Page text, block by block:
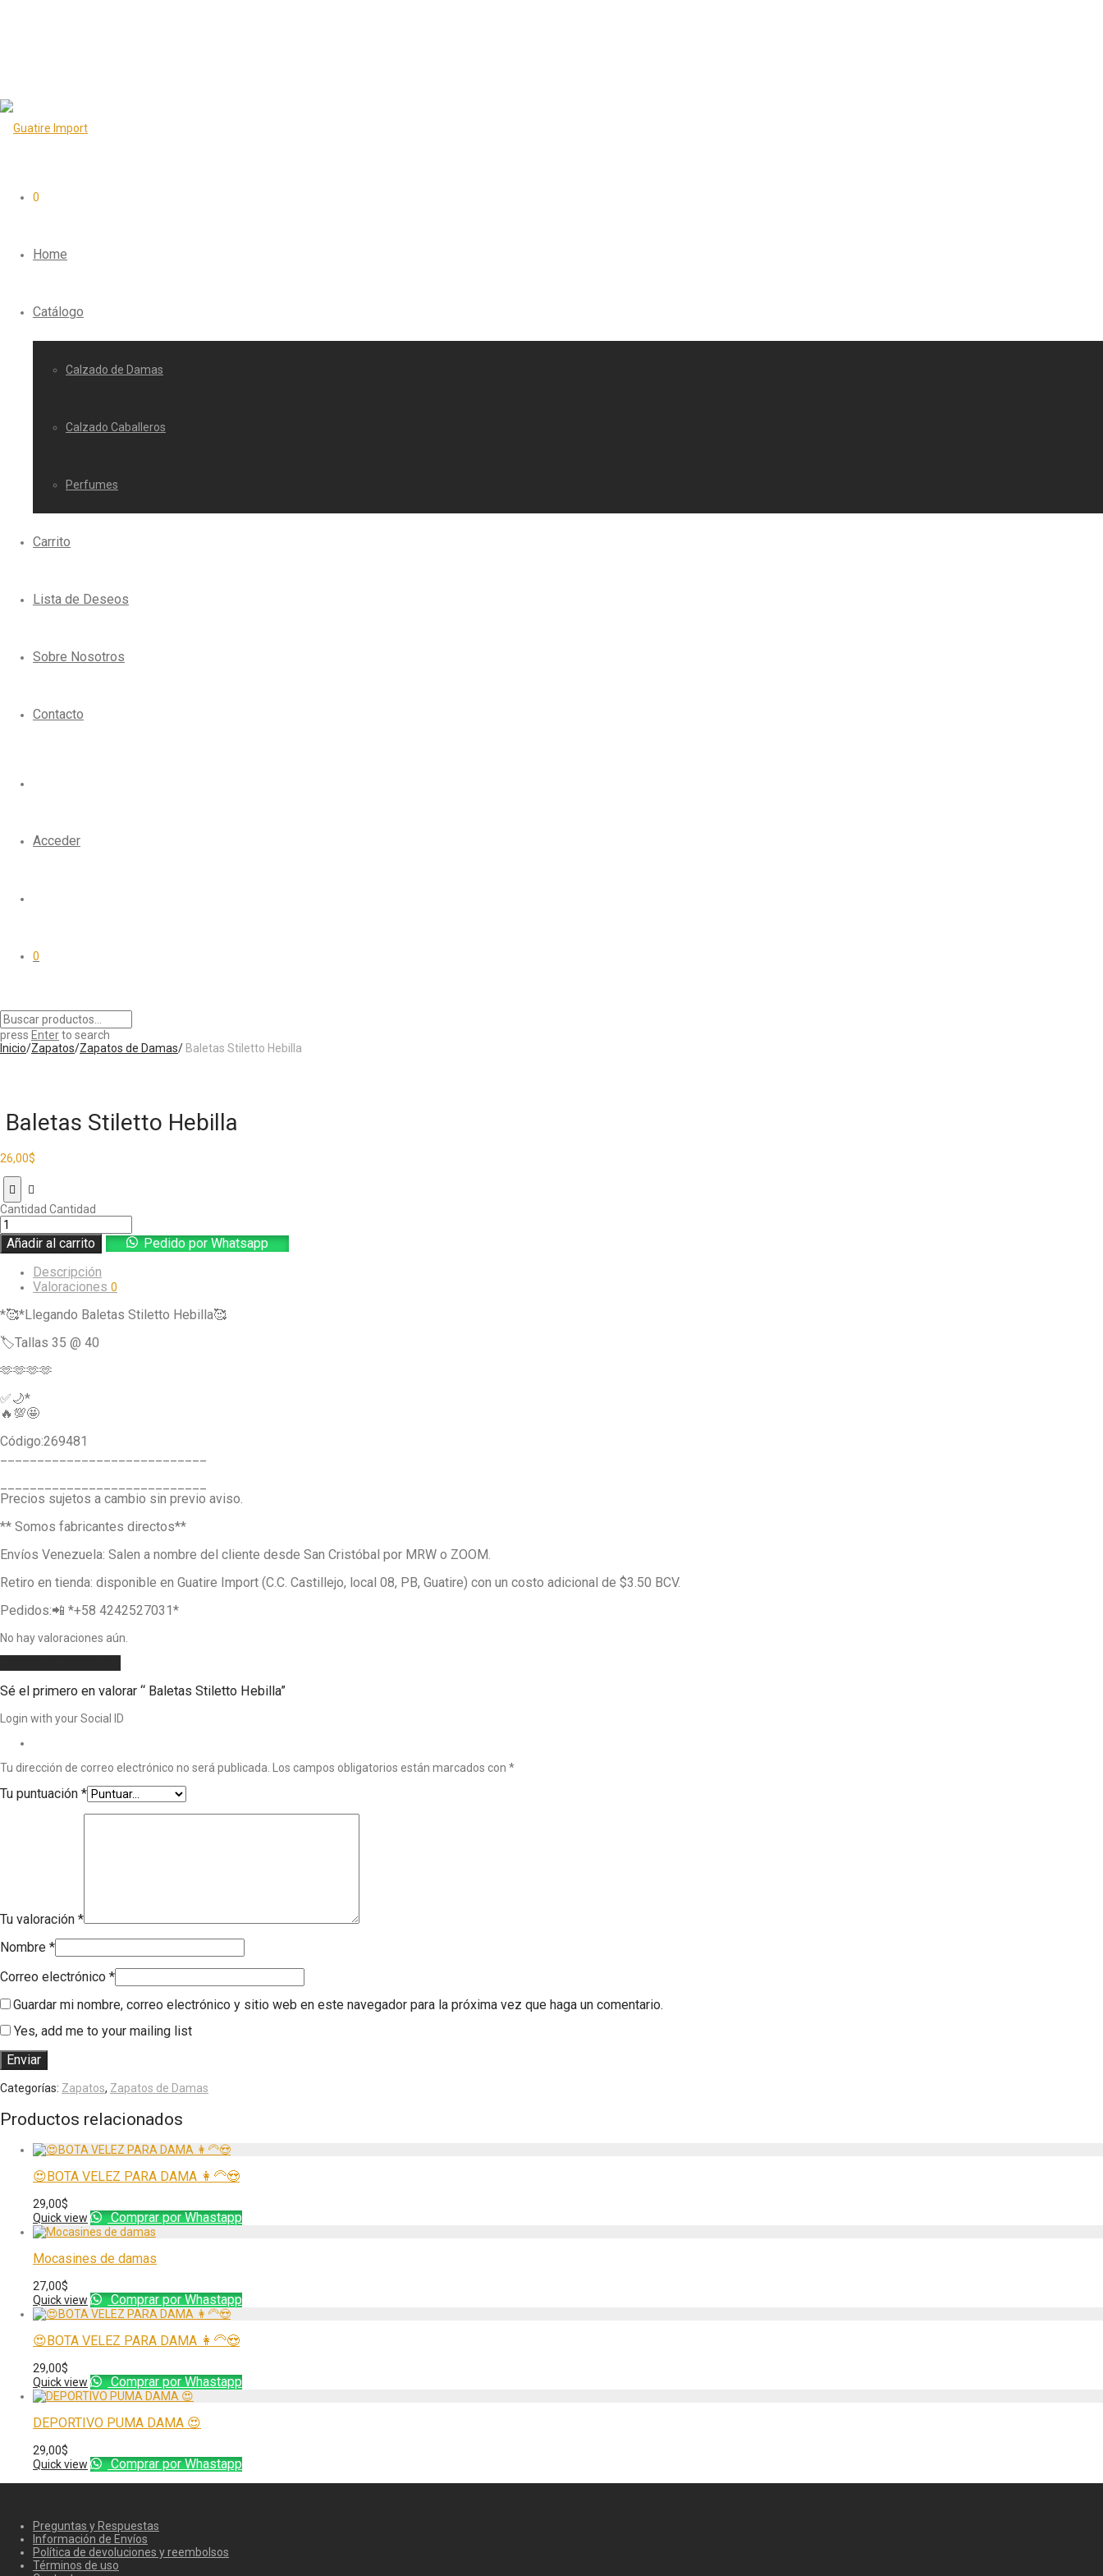
0
Home
Catálogo
Calzado de Damas
Calzado Caballeros
Perfumes
Carrito
Lista de Deseos
Sobre Nosotros
Contacto
Acceder
0
press Enterto search
Inicio/Zapatos/Zapatos de Damas/ Baletas Stiletto Hebilla
Baletas Stiletto Hebilla
26,00$
Cantidad Cantidad
Añadir al carrito
Pedido por Whatsapp
Descripción
Valoraciones 0
*🥰*Llegando Baletas Stiletto Hebilla🥰
🏷Tallas 35 @ 40
🫶🫶🫶🫶
✅🌙*
🔥💯🤩
Código:269481
Precios sujetos a cambio sin previo aviso.
** Somos fabricantes directos**
Envíos Venezuela: Salen a nombre del cliente desde San Cristóbal por MRW o ZOOM.
Retiro en tienda: disponible en Guatire Import (C.C. Castillejo, local 08, PB, Guatire) con un costo adicional de $3.50 BCV.
Pedidos:📲 *‪+58 4242527031‬*
No hay valoraciones aún.
Sé el primero en valorar “ Baletas Stiletto Hebilla”
Login with your Social ID
Tu dirección de correo electrónico no será publicada. Los campos obligatorios están marcados con *
Tu puntuación *
Tu valoración *
Nombre *
Correo electrónico *
Guardar mi nombre, correo electrónico y sitio web en este navegador para la próxima vez que haga un comentario.
Yes, add me to your mailing list
Categorías: Zapatos, Zapatos de Damas
Productos relacionados
😍BOTA VELEZ PARA DAMA 👩‍🦳😍
29,00$
Quick view
Comprar por Whastapp
Mocasines de damas
27,00$
Quick view
Comprar por Whastapp
😍BOTA VELEZ PARA DAMA 👩‍🦳😍
29,00$
Quick view
Comprar por Whastapp
DEPORTIVO PUMA DAMA 😍
29,00$
Quick view
Comprar por Whastapp
Preguntas y Respuestas
Información de Envíos
Política de devoluciones y reembolsos
Términos de uso